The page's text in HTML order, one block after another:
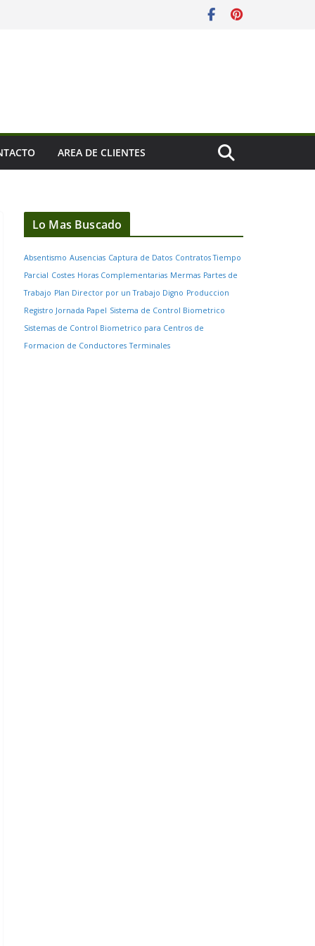
AREA DE CLIENTES
Lo Mas Buscado
Absentismo Ausencias Captura de Datos Contratos Tiempo
Parcial Costes Horas Complementarias Mermas Partes de
Trabajo Plan Director por un Trabajo Digno Produccion
Registro Jornada Papel Sistema de Control Biometrico
Sistemas de Control Biometrico para Centros de
Formacion de Conductores Terminales